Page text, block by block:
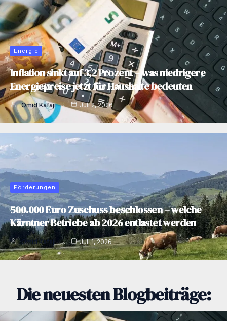
Energie
Inflation sinkt auf 3,2 Prozent – was niedrigere
Energiepreise jetzt für Haushalte bedeuten
Omid Kafaji Juli 2, 2026
Förderungen
500.000 Euro Zuschuss beschlossen – welche
Kärntner Betriebe ab 2026 entlastet werden
Omid Kafaji Juli 1, 2026
Die neuesten Blogbeiträge: